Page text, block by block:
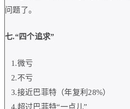
问题了。
七.“四个追求”
1.微亏
2.不亏
3.接近巴菲特（年复利 28%）
4.超过巴菲特“一点儿”